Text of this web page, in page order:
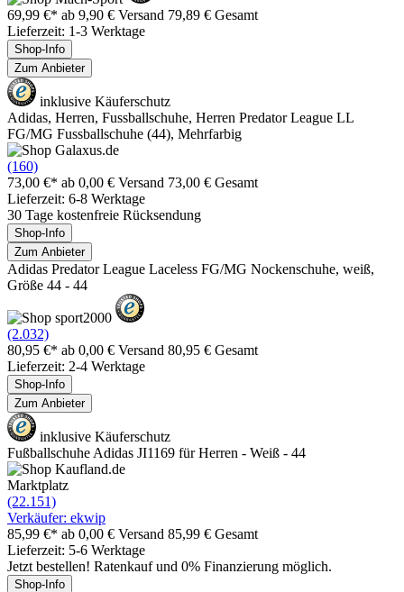
69,99 €* ab 9,90 € Versand 79,89 € Gesamt
Lieferzeit: 1-3 Werktage
Shop-Info
Zum Anbieter
inklusive Käuferschutz
Adidas, Herren, Fussballschuhe, Herren Predator League LL
FG/MG Fussballschuhe (44), Mehrfarbig
(160)
73,00 €* ab 0,00 € Versand 73,00 € Gesamt
Lieferzeit: 6-8 Werktage
30 Tage kostenfreie Rücksendung
Shop-Info
Zum Anbieter
Adidas Predator League Laceless FG/MG Nockenschuhe, weiß,
Größe 44 - 44
(2.032)
80,95 €* ab 0,00 € Versand 80,95 € Gesamt
Lieferzeit: 2-4 Werktage
Shop-Info
Zum Anbieter
inklusive Käuferschutz
Fußballschuhe Adidas JI1169 für Herren - Weiß - 44
Marktplatz
(22.151)
Verkäufer: ekwip
85,99 €* ab 0,00 € Versand 85,99 € Gesamt
Lieferzeit: 5-6 Werktage
Jetzt bestellen! Ratenkauf und 0% Finanzierung möglich.
Shop-Info